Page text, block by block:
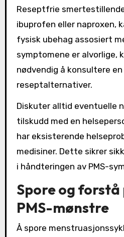
Reseptfrie
ibuprofen eller naproxen,
fysisk ubehag assosiert
symptomene er alvorlige,
nødvendig å konsultere
reseptalternativer.
Diskuter alltid eventuelle
tilskudd med en
har eksisterende
medisiner. Dette sikrer
i håndteringen av PMS-
Spore og
PMS-mønstre
Å spore